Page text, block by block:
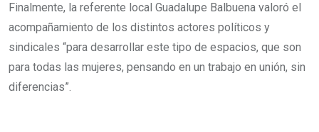
Finalmente, la referente local Guadalupe Balbuena valoró el
acompañamiento de los distintos actores políticos y
sindicales “para desarrollar este tipo de espacios, que son
para todas las mujeres, pensando en un trabajo en unión, sin
diferencias”.